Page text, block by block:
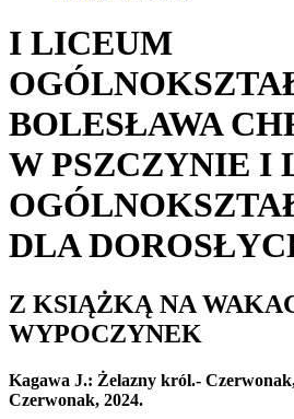
I LICEUM
BOLESŁAWA
W PSZCZYNIE I
DLA
Z KSIĄŻKĄ NA
WYPOCZYNEK
Kagawa J.: Żelazny król.-
Czerwonak, 2024.